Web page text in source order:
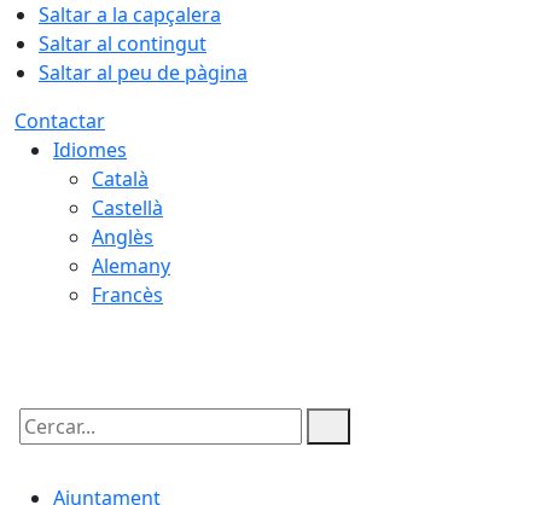
Saltar a la capçalera
Saltar al contingut
Saltar al peu de pàgina
Contactar
Idiomes
Català
Castellà
Anglès
Alemany
Francès
Cercar:
Ajuntament